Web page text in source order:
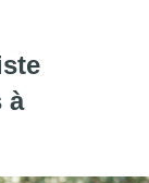
: les
à